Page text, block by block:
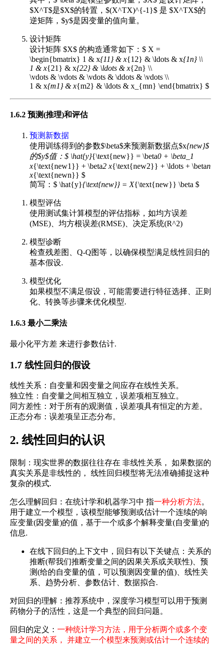
$X^T$是$X$的转置，$(X^TX)^{-1}$ 是 $X^TX$的
逆矩阵，$y$是因变量的值向量。
设计矩阵
设计矩阵 $X$ 的构造通常如下：$ X =
\begin{bmatrix} 1 & x{11} & x{12} & \ldots & x{1n} \\
1 & x{21} & x{22} & \ldots & x{2n} \\
\vdots & \vdots & \vdots & \ddots & \vdots \\
1 & x{m1} & x{m2} & \ldots & x_{mn} \end{bmatrix} $
1.6.2 预测(推理)和评估
预测新数据
使用训练得到的参数$\beta$来预测新数据点$x{new}$
的$y$值：$ \hat{y}{\text{new}} = \beta0 + \beta_1
x{\text{new1}} + \beta2 x{\text{new2}} + \ldots + \betan
x{\text{newn}} $
简写：$ \hat{y}{\text{new}} = X{\text{new}} \beta $
模型评估
使用测试集计算模型的评估指标，如均方误差
(MSE)、均方根误差(RMSE)、决定系统(R^2)
模型诊断
检查残差图、Q-Q图等，以确保模型满足线性回归的
基本假设.
模型优化
如果模型不满足假设，可能需要进行特征选择、正则
化、转换等步骤来优化模型.
1.6.3 最小二乘法
最小化平方差 来进行参数估计.
1.7 线性回归的假设
线性关系：自变量和因变量之间应存在线性关系。
独立性：自变量之间相互独立，误差项相互独立。
同方差性：对于所有的观测值，误差项具有恒定的方差。
正态分布：误差项呈正态分布。
2. 线性回归的认识
限制：现实世界的数据往往存在 非线性关系， 如果数据的
真实关系是非线性的， 线性回归模型将无法准确捕捉这种
复杂的模式.
怎么理解回归：在统计学和机器学习中 指一种分析方法。
用于建立一个模型，该模型能够预测或估计一个连续的响
应变量(因变量)的值，基于一个或多个解释变量(自变量)的
信息.
在线下回归的上下文中，回归有以下关键点：关系的
推断(帮我们推断变量之间的因果关系或关联性)、预
测(给的自变量的值，可以预测因变量的值)、线性关
系、趋势分析、参数估计、数据拟合.
对回归的理解：推荐系统中，深度学习模型可以用于预测
药物分子的活性，这是一个典型的回归问题。
回归的定义： 一种统计学习方法，用于分析两个或多个变
量之间的关系， 并建立一个模型来预测或估计一个连续的